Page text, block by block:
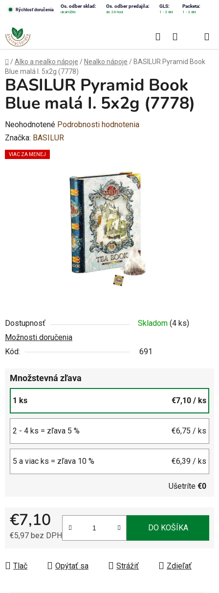
obsah
Rýchlosť doručenia
Os. odber sklad: Os. odber predajňa: GLS: Packeta:
okamžite do 24 hod. 1 - 2 dni 1 - 2 dni
Hľadať
KOŠÍK
Domov
/Alko a nealko nápoje / Nealko nápoje / BASILUR Pyramid Book
Blue malá I. 5x2g (7778)
Dostupnosť Skladom (4 ks)
Možnosti doručenia
Kód:
691
Množstevná zľava
1 ks €7,10 / ks
2 - 4 ks = zľava 5 % €6,75 / ks
5 a viac ks = zľava 10 % €6,39 / ks
Ušetríte €0
€7,10
€5,97 bez DPH
DO KOŠÍKA
Tlač Opýtať sa Strážiť Zdieľať
BASILUR Pyramid Book
Blue malá I. 5x2g (7778)
Priemerné
hodnotenie
produktu
Neohodnotené Podrobnosti hodnotenia
Značka: BASILUR
VIAC ZA MENEJ